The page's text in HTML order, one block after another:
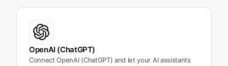
OpenAI (ChatGPT)
Connect OpenAI (ChatGPT) and let your AI assistants